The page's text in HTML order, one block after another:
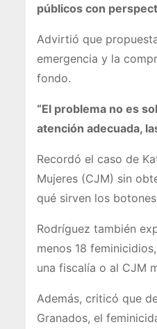
públicos con
Advirtió que
emergencia y la
fondo.
“El problema no es
atención adecuada,
Recordó el caso de
Mujeres (CJM) sin
qué sirven los
Rodríguez también
menos 18
una fiscalía o al CJM
Además, criticó que
Granados, el